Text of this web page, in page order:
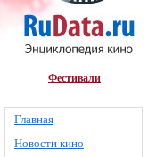
Фестивали
Главная
Новости кино